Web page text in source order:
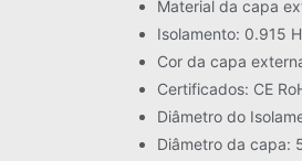
Material da capa
Isolamento: 0.915
Cor da capa
Certificados: CE
Diâmetro do
Diâmetro da capa: